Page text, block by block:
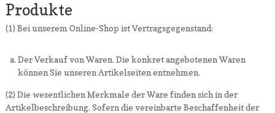
Produkte
(1) Bei unserem Online-Shop ist Vertragsgegenstand:
Der Verkauf von Waren. Die konkret angebotenen Waren
können Sie unseren Artikelseiten entnehmen.
(2) Die wesentlichen Merkmale der Ware finden sich in der
Artikelbeschreibung. Sofern die vereinbarte Beschaffenheit der